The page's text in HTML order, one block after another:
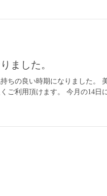
ました。
ちの良い時期になりました。
ご利用頂けます。 今月の14